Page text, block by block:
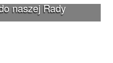
naszej Rady